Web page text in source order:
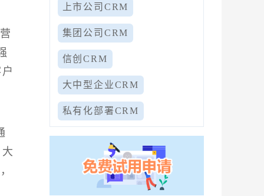
上市公司CRM
集团公司CRM
信创CRM
大中型企业CRM
私有化部署CRM